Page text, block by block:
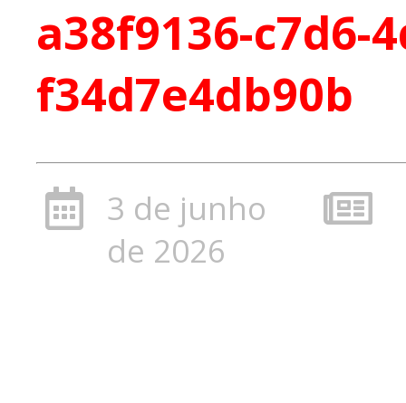
a38f9136-c7d6-
f34d7e4db90b
3 de junho
de 2026